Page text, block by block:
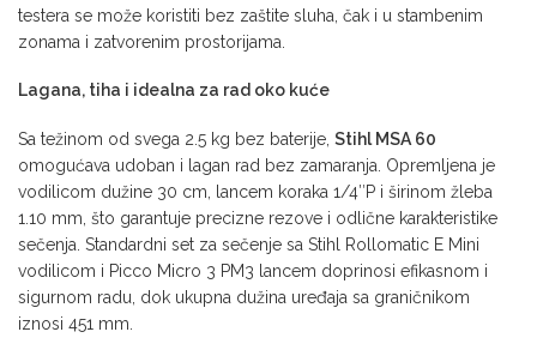
testera se može koristiti bez zaštite sluha, čak i u stambenim
zonama i zatvorenim prostorijama.
Lagana, tiha i idealna za rad oko kuće
Sa težinom od svega 2.5 kg bez baterije, Stihl MSA 60
omogućava udoban i lagan rad bez zamaranja. Opremljena je
vodilicom dužine 30 cm, lancem koraka 1/4″P i širinom žleba
1.10 mm, što garantuje precizne rezove i odlične karakteristike
sečenja. Standardni set za sečenje sa Stihl Rollomatic E Mini
vodilicom i Picco Micro 3 PM3 lancem doprinosi efikasnom i
sigurnom radu, dok ukupna dužina uređaja sa graničnikom
iznosi 451 mm.